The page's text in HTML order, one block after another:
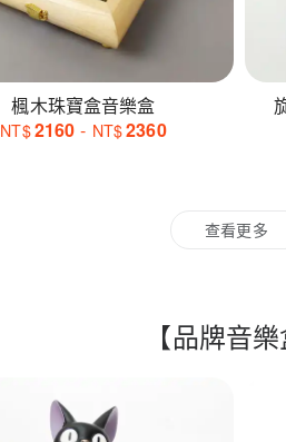
楓木珠寶盒音樂盒
NT$2160 - NT$2360
查看更多
【品牌音樂